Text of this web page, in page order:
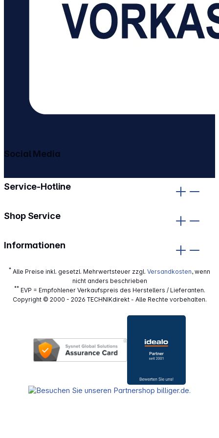
Service-Hotline
Shop Service
Informationen
Social Media
* Alle Preise inkl. gesetzl. Mehrwertsteuer zzgl. Versandkosten, wenn
nicht anders beschrieben
**EVP = Empfohlener Verkaufspreis des Herstellers / Lieferanten.
Copyright © 2000 - 2026 TECHNIKdirekt - Alle Rechte vorbehalten.